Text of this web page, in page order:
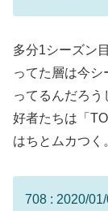
多分1シーズン
ってた層は今
ってるんだろ
好者たちは「
はちとムカつく
708 : 2020/